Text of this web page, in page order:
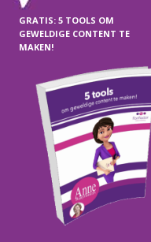
GRATIS: 5 TOOLS OM
GEWELDIGE CONTENT TE
MAKEN!